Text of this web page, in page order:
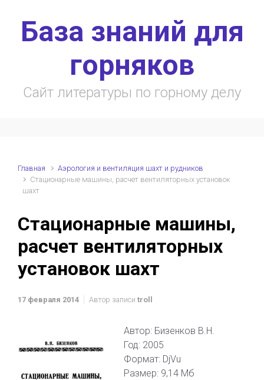
База знаний для
горняков
Сайт литературы по горному делу
Главная
Аэрология и вентиляция шахт и рудников
Стационарные машины, расчет вентиляторных установок
шахт
Стационарные машины,
расчет вентиляторных
установок шахт
17 февраля 2014 Автор записи troll
Автор: Бизенков В.Н.
Год: 2005
Формат: DjVu
Размер: 9,14 Мб